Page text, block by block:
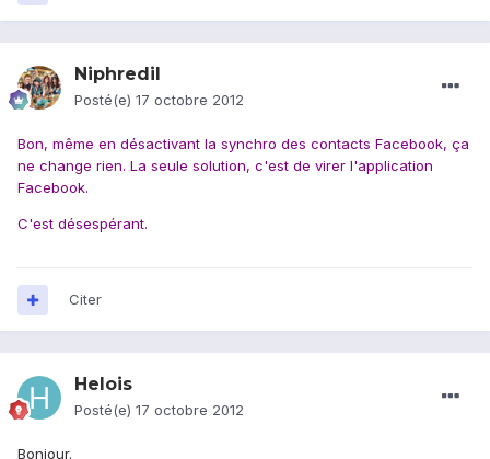
Niphredil
Posté(e) 17 octobre 2012
Bon, même en désactivant la synchro des contacts Facebook, ça
ne change rien. La seule solution, c'est de virer l'application
Facebook.
C'est désespérant.
Citer
Helois
Posté(e) 17 octobre 2012
Bonjour.